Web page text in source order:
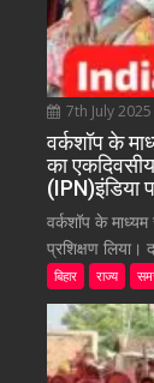
7th July 2025
वर्कशॉप के
का
(IPN)इंडिया
वर्कशॉप के
प्रशिक्षण लिया।
बिहार राज्य